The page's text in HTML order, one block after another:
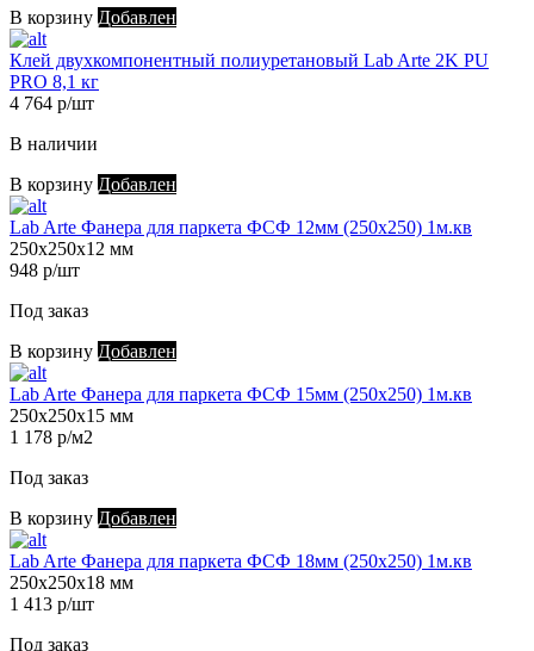
В корзину Добавлен
Клей двухкомпонентный полиуретановый Lab Arte 2K PU
PRO 8,1 кг
4 764 р/шт
В наличии
В корзину Добавлен
Lab Arte Фанера для паркета ФСФ 12мм (250х250) 1м.кв
250х250х12 мм
948 р/шт
Под заказ
В корзину Добавлен
Lab Arte Фанера для паркета ФСФ 15мм (250х250) 1м.кв
250х250х15 мм
1 178 р/м2
Под заказ
В корзину Добавлен
Lab Arte Фанера для паркета ФСФ 18мм (250х250) 1м.кв
250х250х18 мм
1 413 р/шт
Под заказ